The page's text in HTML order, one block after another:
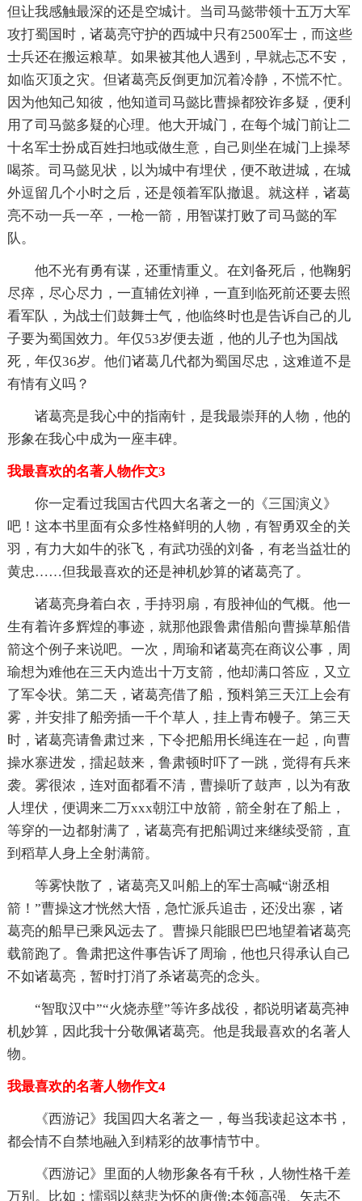
但让我感触最深的还是空城计。当司马懿带领十五万大军
攻打蜀国时，诸葛亮守护的西城中只有2500军士，而这些
士兵还在搬运粮草。如果被其他人遇到，早就忐忑不安，
如临灭顶之灾。但诸葛亮反倒更加沉着冷静，不慌不忙。
因为他知己知彼，他知道司马懿比曹操都狡诈多疑，便利
用了司马懿多疑的心理。他大开城门，在每个城门前让二
十名军士扮成百姓扫地或做生意，自己则坐在城门上操琴
喝茶。司马懿见状，以为城中有埋伏，便不敢进城，在城
外逗留几个小时之后，还是领着军队撤退。就这样，诸葛
亮不动一兵一卒，一枪一箭，用智谋打败了司马懿的军
队。
他不光有勇有谋，还重情重义。在刘备死后，他鞠躬
尽瘁，尽心尽力，一直辅佐刘禅，一直到临死前还要去照
看军队，为战士们鼓舞士气，他临终时也是告诉自己的儿
子要为蜀国效力。年仅53岁便去逝，他的儿子也为国战
死，年仅36岁。他们诸葛几代都为蜀国尽忠，这难道不是
有情有义吗？
诸葛亮是我心中的指南针，是我最崇拜的人物，他的
形象在我心中成为一座丰碑。
我最喜欢的名著人物作文3
你一定看过我国古代四大名著之一的《三国演义》
吧！这本书里面有众多性格鲜明的人物，有智勇双全的关
羽，有力大如牛的张飞，有武功强的刘备，有老当益壮的
黄忠……但我最喜欢的还是神机妙算的诸葛亮了。
诸葛亮身着白衣，手持羽扇，有股神仙的气概。他一
生有着许多辉煌的事迹，就那他跟鲁肃借船向曹操草船借
箭这个例子来说吧。一次，周瑜和诸葛亮在商议公事，周
瑜想为难他在三天内造出十万支箭，他却满口答应，又立
了军令状。第二天，诸葛亮借了船，预料第三天江上会有
雾，并安排了船旁插一千个草人，挂上青布幔子。第三天
时，诸葛亮请鲁肃过来，下令把船用长绳连在一起，向曹
操水寨进发，擂起鼓来，鲁肃顿时吓了一跳，觉得有兵来
袭。雾很浓，连对面都看不清，曹操听了鼓声，以为有敌
人埋伏，便调来二万xxx朝江中放箭，箭全射在了船上，
等穿的一边都射满了，诸葛亮有把船调过来继续受箭，直
到稻草人身上全射满箭。
等雾快散了，诸葛亮又叫船上的军士高喊“谢丞相
箭！”曹操这才恍然大悟，急忙派兵追击，还没出寨，诸
葛亮的船早已乘风远去了。曹操只能眼巴巴地望着诸葛亮
载箭跑了。鲁肃把这件事告诉了周瑜，他也只得承认自己
不如诸葛亮，暂时打消了杀诸葛亮的念头。
“智取汉中”“火烧赤壁”等许多战役，都说明诸葛亮神
机妙算，因此我十分敬佩诸葛亮。他是我最喜欢的名著人
物。
我最喜欢的名著人物作文4
《西游记》我国四大名著之一，每当我读起这本书，
都会情不自禁地融入到精彩的故事情节中。
《西游记》里面的人物形象各有千秋，人物性格千差
万别。比如：懦弱以慈悲为怀的唐僧;本领高强、矢志不